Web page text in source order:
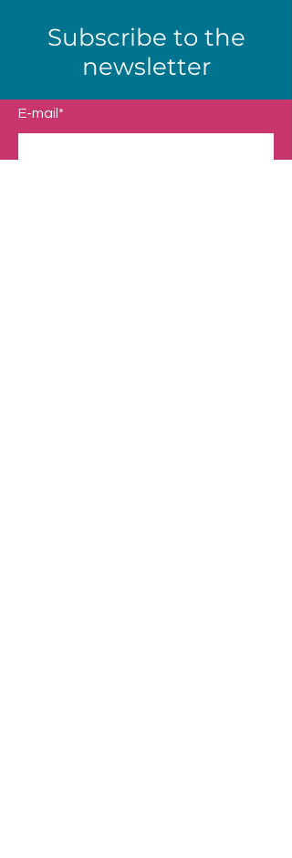
Subscribe to the
newsletter
E-mail*